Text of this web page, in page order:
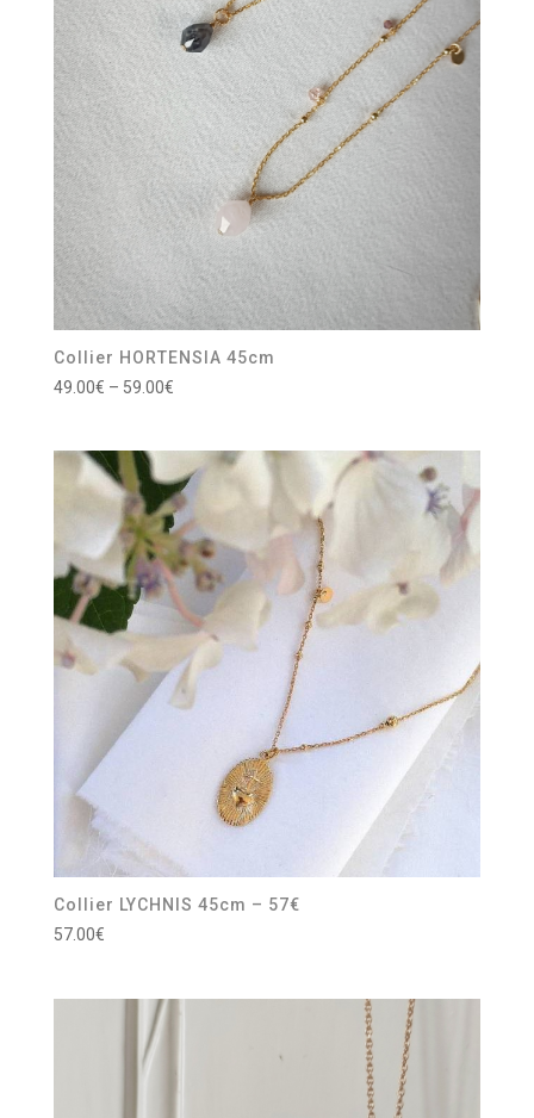
Collier HORTENSIA 45cm
49.00€ – 59.00€
Collier LYCHNIS 45cm – 57€
57.00€